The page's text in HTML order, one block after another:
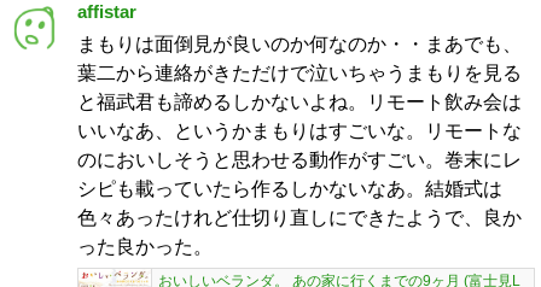
affistar
まもりは面倒見が良いのか何なのか・・まあでも、
葉二から連絡がきただけで泣いちゃうまもりを見る
と福武君も諦めるしかないよね。リモート飲み会は
いいなあ、というかまもりはすごいな。リモートな
のにおいしそうと思わせる動作がすごい。巻末にレ
シピも載っていたら作るしかないなあ。結婚式は
色々あったけれど仕切り直しにできたようで、良か
った良かった。
おいしいベランダ。 あの家に行くまでの9ヶ月 (富士見L